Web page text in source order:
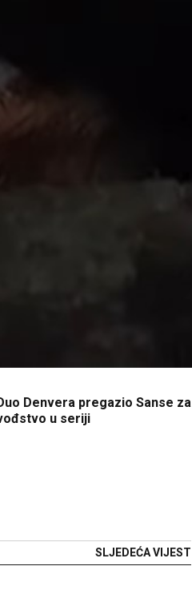
Denvera pregazio Sanse za
u seriji
SLJEDEĆA VIJEST